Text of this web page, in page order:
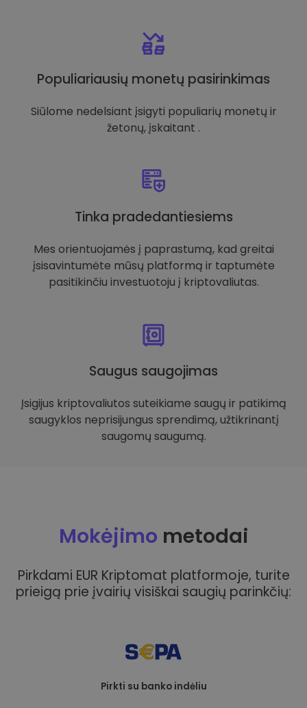
Populiariausių monetų pasirinkimas
Siūlome nedelsiant įsigyti populiarių monetų ir
žetonų, įskaitant .
Tinka pradedantiesiems
Mes orientuojamės į paprastumą, kad greitai
įsisavintumėte mūsų platformą ir taptumėte
pasitikinčiu investuotoju į kriptovaliutas.
Saugus saugojimas
Įsigijus kriptovaliutos suteikiame saugų ir patikimą
saugyklos neprisijungus sprendimą, užtikrinantį
saugomų saugumą.
Mokėjimo metodai
Pirkdami EUR Kriptomat platformoje, turite
prieigą prie įvairių visiškai saugių parinkčių:
Pirkti su banko indėliu